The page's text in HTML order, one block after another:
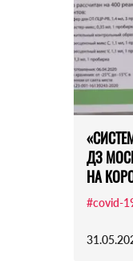
ДЗ
НА
#covid-